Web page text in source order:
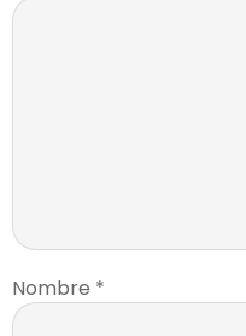
Nombre *